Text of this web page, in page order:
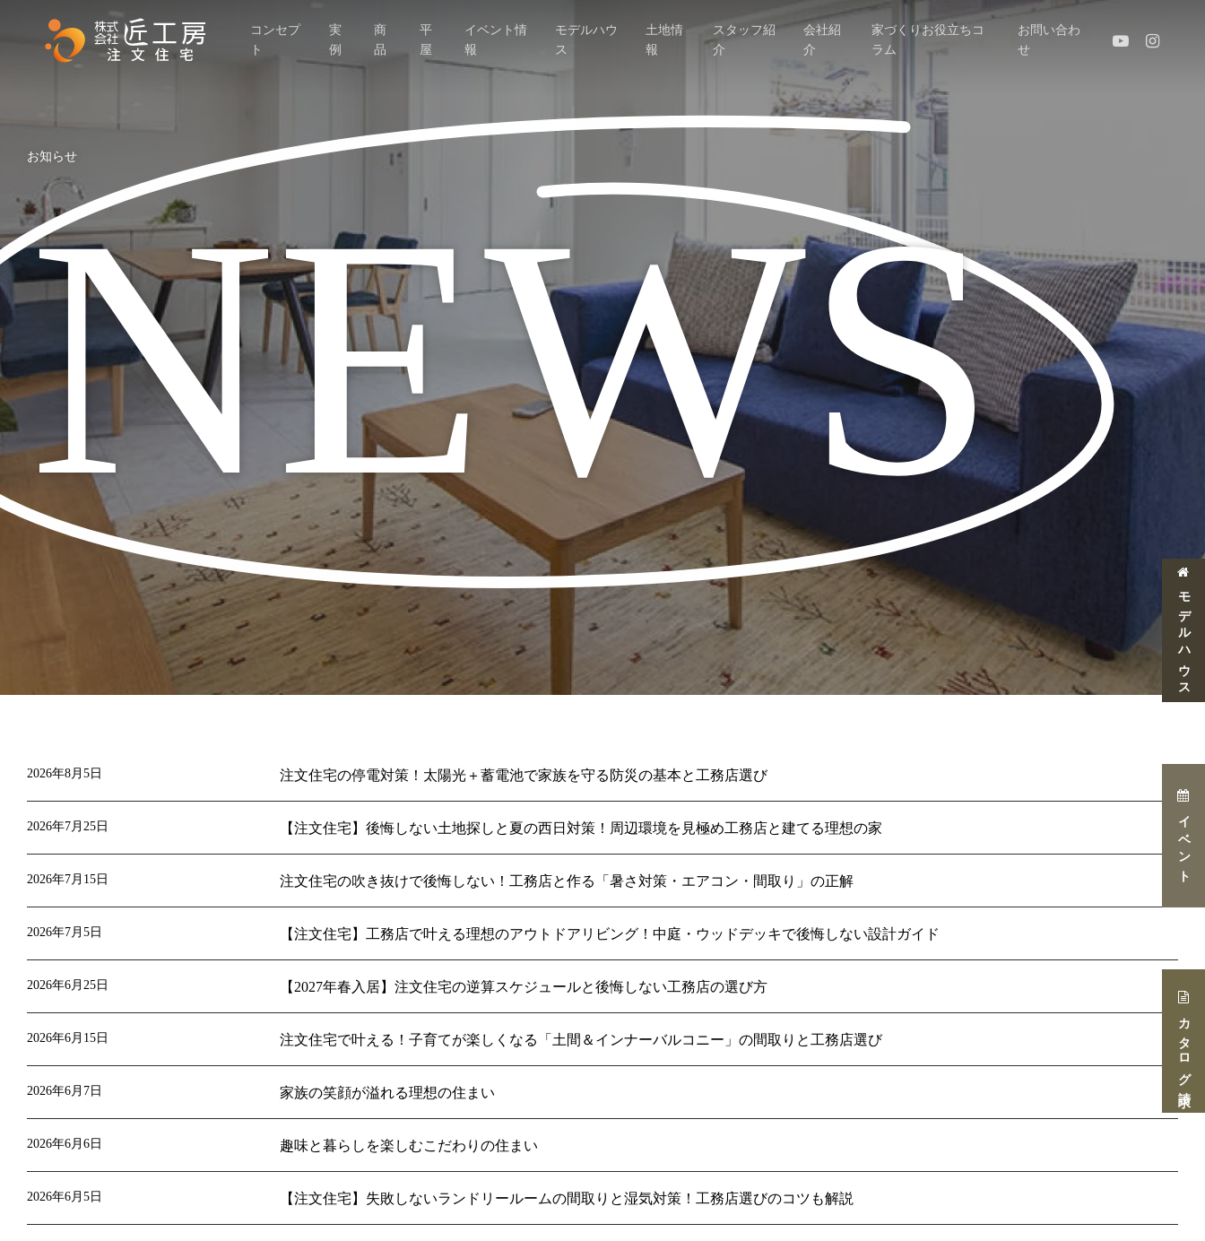
コンセプ
ト
実
例
商
品
平
屋
イベント情
報
モデルハウ
ス
土地情
報
スタッフ紹
介
会社紹
介
家づくりお役立ちコ
ラム
お問い合わ
せ
youtube instagram
モデルハウス
イベント
カタログ請求
お知らせ
NEWS
2026年8月5日 注文住宅の停電対策！太陽光＋蓄電池で家族を守る防災の基本と工務店選び
2026年7月25日 【注文住宅】後悔しない土地探しと夏の西日対策！周辺環境を見極め工務店と建てる理想の家
2026年7月15日 注文住宅の吹き抜けで後悔しない！工務店と作る「暑さ対策・エアコン・間取り」の正解
2026年7月5日 【注文住宅】工務店で叶える理想のアウトドアリビング！中庭・ウッドデッキで後悔しない設計ガイド
2026年6月25日 【2027年春入居】注文住宅の逆算スケジュールと後悔しない工務店の選び方
2026年6月15日 注文住宅で叶える！子育てが楽しくなる「土間＆インナーバルコニー」の間取りと工務店選び
2026年6月7日 家族の笑顔が溢れる理想の住まい
2026年6月6日 趣味と暮らしを楽しむこだわりの住まい
2026年6月5日 【注文住宅】失敗しないランドリールームの間取りと湿気対策！工務店選びのコツも解説